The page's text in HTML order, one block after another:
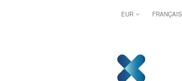
FRANÇAIS
EUR